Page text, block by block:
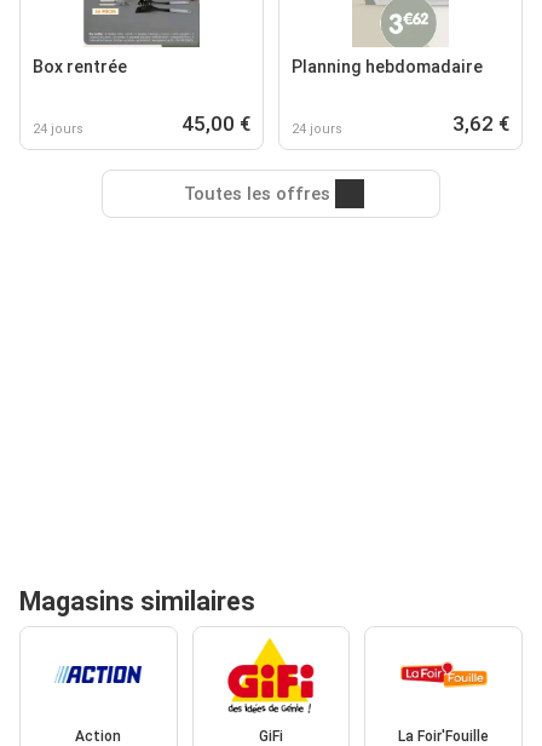
Box rentrée
24 jours 45,00 €
Planning hebdomadaire
24 jours 3,62 €
Toutes les offres
Magasins similaires
Action GiFi La Foir'Fouille